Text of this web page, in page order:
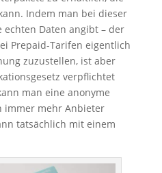
Indem man bei dieser
Daten angibt – der
Prepaid-Tarifen eigentlich
zuzustellen, ist aber
verpflichtet
man eine anonyme
immer mehr Anbieter
tatsächlich mit einem